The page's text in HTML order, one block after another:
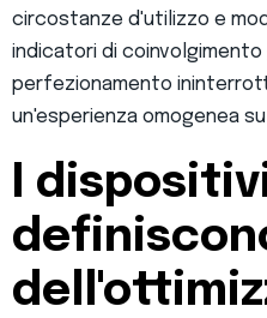
circostanze d'utilizzo e
indicatori di
perfezionamento
un'esperienza omogenea
I